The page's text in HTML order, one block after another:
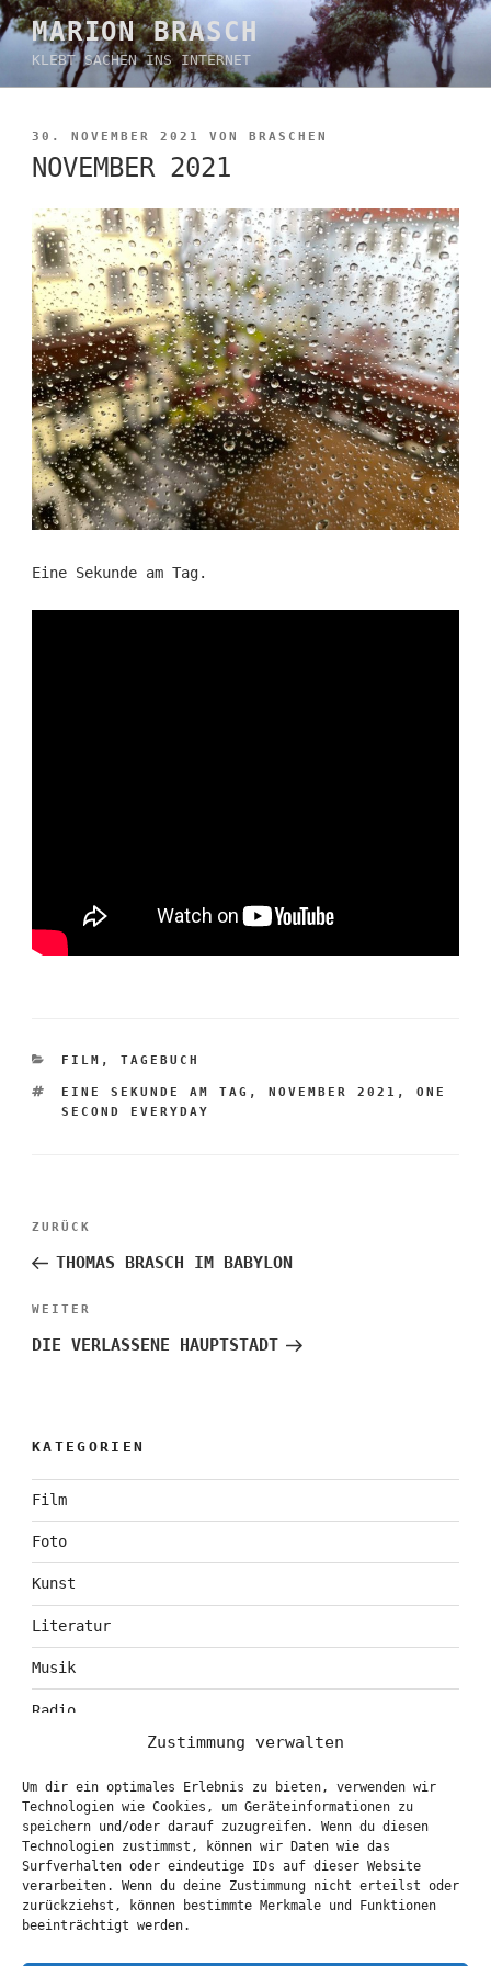
Zustimmung verwalten
Um dir ein optimales Erlebnis zu bieten, verwenden wir
Technologien wie Cookies, um Geräteinformationen zu
speichern und/oder darauf zuzugreifen. Wenn du diesen
Technologien zustimmst, können wir Daten wie das
Surfverhalten oder eindeutige IDs auf dieser Website
verarbeiten. Wenn du deine Zustimmung nicht erteilst oder
zurückziehst, können bestimmte Merkmale und Funktionen
beeinträchtigt werden.
Zum
Inhalt
springen
MARION BRASCH
KLEBT SACHEN INS INTERNET
VERÖFFENTLICHT
AM
30. NOVEMBER 2021 VON BRASCHEN
NOVEMBER 2021
Eine Sekunde am Tag.
KATEGORIEN
FILM ,TAGEBUCH
SCHLAGWÖRTER
EINE SEKUNDE AM TAG , NOVEMBER 2021 ,ONE
SECOND EVERYDAY
Beitragsnavigation
Vorheriger
Beitrag
ZURÜCK
THOMAS BRASCH IM BABYLON
Nächster
Beitrag
WEITER
DIE VERLASSENE HAUPTSTADT
KATEGORIEN
Film
Foto
Kunst
Literatur
Musik
Radio
Theater
KONTAKT & BOOKING
info@marionbrasch.de